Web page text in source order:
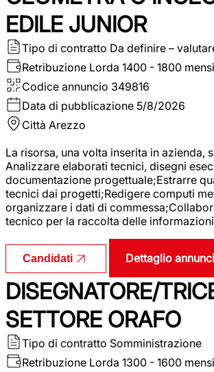
EDILE JUNIOR
Tipo di contratto Da definire –
Retribuzione Lorda 1400 - 1800
Codice annuncio 349816
Data di pubblicazione 5/8/2026
Città Arezzo
La risorsa, una volta inserita in azienda,
Analizzare elaborati tecnici, disegni
documentazione progettuale;Estrarre
tecnici dai progetti;Redigere computi
organizzare i dati di
tecnico per la raccolta delle
Candidati Dettaglio
DISEGNATORE/
SETTORE ORAFO
Tipo di contratto Somministrazione
Retribuzione Lorda 1300 - 1600